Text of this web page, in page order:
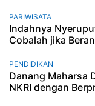
PARIWISATA
Indahnya
Cobalah jika
PENDIDIKAN
Danang Maharsa
NKRI dengan